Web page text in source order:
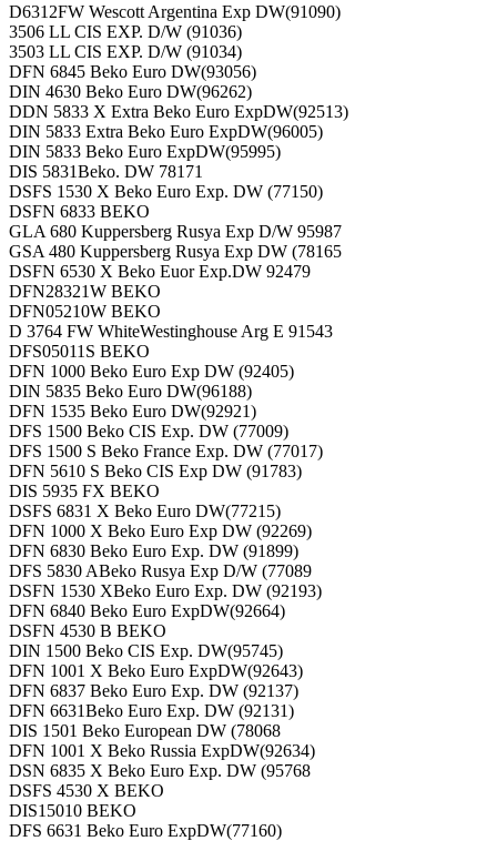
D6312FW Wescott Argentina Exp DW(91090)
3506 LL CIS EXP. D/W (91036)
3503 LL CIS EXP. D/W (91034)
DFN 6845 Beko Euro DW(93056)
DIN 4630 Beko Euro DW(96262)
DDN 5833 X Extra Beko Euro ExpDW(92513)
DIN 5833 Extra Beko Euro ExpDW(96005)
DIN 5833 Beko Euro ExpDW(95995)
DIS 5831Beko. DW 78171
DSFS 1530 X Beko Euro Exp. DW (77150)
DSFN 6833 BEKO
GLA 680 Kuppersberg Rusya Exp D/W 95987
GSA 480 Kuppersberg Rusya Exp DW (78165
DSFN 6530 X Beko Euor Exp.DW 92479
DFN28321W BEKO
DFN05210W BEKO
D 3764 FW WhiteWestinghouse Arg E 91543
DFS05011S BEKO
DFN 1000 Beko Euro Exp DW (92405)
DIN 5835 Beko Euro DW(96188)
DFN 1535 Beko Euro DW(92921)
DFS 1500 Beko CIS Exp. DW (77009)
DFS 1500 S Beko France Exp. DW (77017)
DFN 5610 S Beko CIS Exp DW (91783)
DIS 5935 FX BEKO
DSFS 6831 X Beko Euro DW(77215)
DFN 1000 X Beko Euro Exp DW (92269)
DFN 6830 Beko Euro Exp. DW (91899)
DFS 5830 ABeko Rusya Exp D/W (77089
DSFN 1530 XBeko Euro Exp. DW (92193)
DFN 6840 Beko Euro ExpDW(92664)
DSFN 4530 B BEKO
DIN 1500 Beko CIS Exp. DW(95745)
DFN 1001 X Beko Euro ExpDW(92643)
DFN 6837 Beko Euro Exp. DW (92137)
DFN 6631Beko Euro Exp. DW (92131)
DIS 1501 Beko European DW (78068
DFN 1001 X Beko Russia ExpDW(92634)
DSN 6835 X Beko Euro Exp. DW (95768
DSFS 4530 X BEKO
DIS15010 BEKO
DFS 6631 Beko Euro ExpDW(77160)